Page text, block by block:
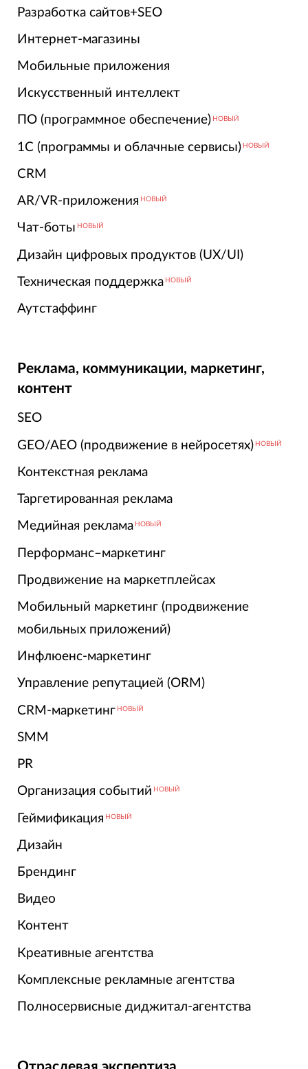
Разработка сайтов+SEO
Интернет-магазины
Мобильные приложения
Искусственный интеллект
ПО (программное обеспечение) НОВЫЙ
1С (программы и облачные сервисы) НОВЫЙ
CRM
AR/VR-приложения НОВЫЙ
Чат-боты НОВЫЙ
Дизайн цифровых продуктов (UX/UI)
Техническая поддержка НОВЫЙ
Аутстаффинг
Реклама, коммуникации, маркетинг,
контент
SEO
GEO/AEO (продвижение в нейросетях) НОВЫЙ
Контекстная реклама
Таргетированная реклама
Медийная реклама НОВЫЙ
Перформанс–маркетинг
Продвижение на маркетплейсах
Мобильный маркетинг (продвижение
мобильных приложений)
Инфлюенс-маркетинг
Управление репутацией (ORM)
CRM-маркетинг НОВЫЙ
SMM
PR
Организация событий НОВЫЙ
Геймификация НОВЫЙ
Дизайн
Брендинг
Видео
Контент
Креативные агентства
Комплексные рекламные агентства
Полносервисные диджитал-агентства